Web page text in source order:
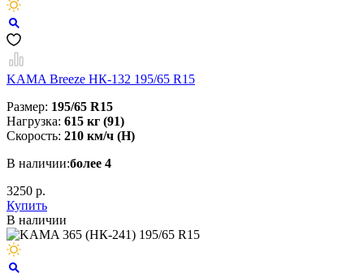
KAMA Breeze НК-132 195/65 R15
Размер: 195/65 R15
Нагрузка: 615 кг (91)
Скорость: 210 км/ч (H)
В наличии:более 4
3250 р.
Купить
В наличии